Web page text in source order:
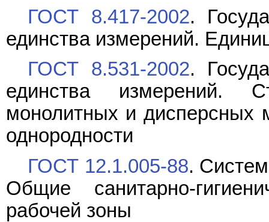
ГОСТ 8.417-2002.
единства измерений.
ГОСТ 8.531-2002.
единства измерений.
монолитных и дисперсных
однородности
ГОСТ 12.1.005-88.
Общие санитарно-
рабочей зоны